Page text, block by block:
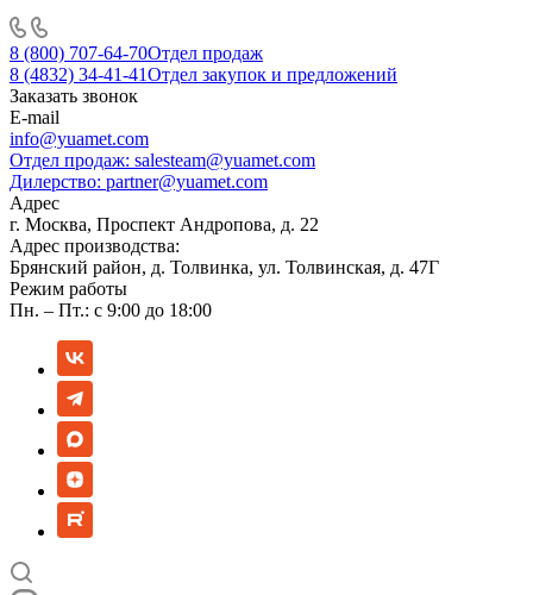
8 (800) 707-64-70Отдел продаж
8 (4832) 34-41-41Отдел закупок и предложений
Заказать звонок
E-mail
info@yuamet.com
Отдел продаж: salesteam@yuamet.com
Дилерство: partner@yuamet.com
Адрес
г. Москва, Проспект Андропова, д. 22
Адрес производства:
Брянский район, д. Толвинка, ул. Толвинская, д. 47Г
Режим работы
Пн. – Пт.: с 9:00 до 18:00